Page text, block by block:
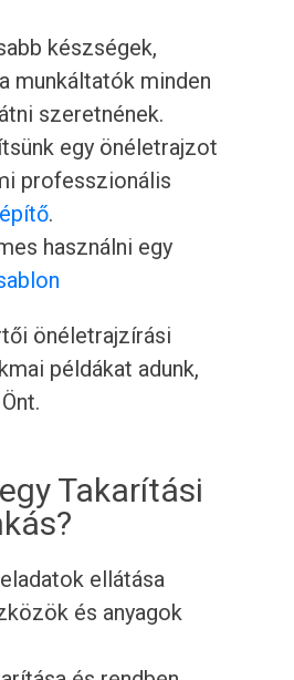
készségek,
munkáltatók minden
szeretnének.
egy önéletrajzot
professzionális
.
használni egy
önéletrajzírási
példákat adunk,
Takarítási
ellátása
és anyagok